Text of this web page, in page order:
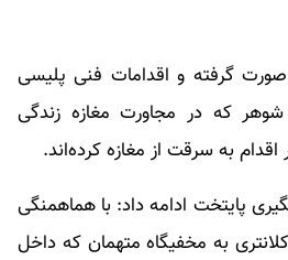
گرفته و اقدامات فنی پلیسی
که در مجاورت مغازه زندگی
به سرقت از مغازه کرده‌اند.
پایتخت ادامه داد: با هماهمنگی
به مخفیگاه متهمان که داخل